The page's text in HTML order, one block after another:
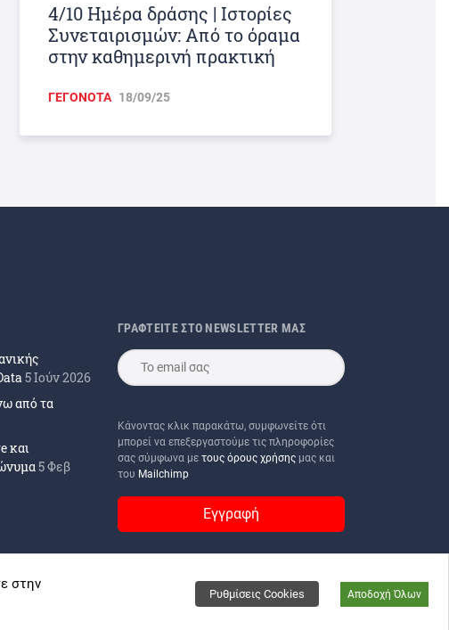
4/10 Ημέρα δράσης | Ιστορίες
Συνεταιρισμών: Από το όραμα
στην καθημερινή πρακτική
ΓΕΓΟΝΟΤΑ 18/09/25
5 Ιούν 2026
από τα
και
5 Φεβ
ΓΡΑΦΤΕΙΤΕ ΣΤΟ NEWSLETTER ΜΑΣ
Κάνοντας κλικ παρακάτω, συμφωνείτε ότι
μπορεί να επεξεργαστούμε τις πληροφορίες
σας σύμφωνα με τους όρους χρήσης μας και
του Mailchimp
στην
Ρυθμίσεις Cookies Αποδοχή Όλων